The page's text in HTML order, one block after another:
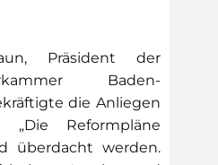
Präsident der
Baden-
die Anliegen
„Die Reformpläne
überdacht werden.